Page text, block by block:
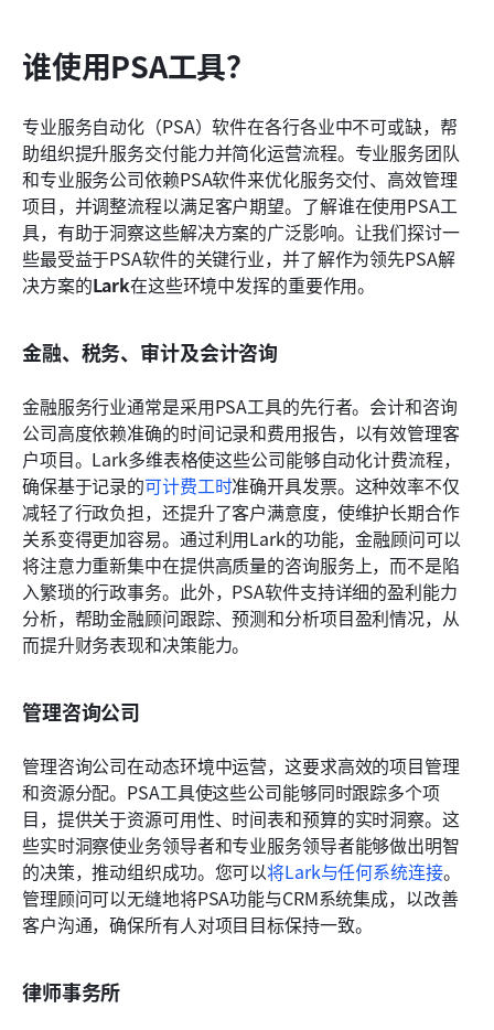
谁使用PSA工具？
专业服务自动化（PSA）软件在各行各业中不可或缺，帮
助组织提升服务交付能力并简化运营流程。专业服务团队
和专业服务公司依赖PSA软件来优化服务交付、高效管理
项目，并调整流程以满足客户期望。了解谁在使用PSA工
具，有助于洞察这些解决方案的广泛影响。让我们探讨一
些最受益于PSA软件的关键行业，并了解作为领先PSA解
决方案的Lark在这些环境中发挥的重要作用。
金融、税务、审计及会计咨询
金融服务行业通常是采用PSA工具的先行者。会计和咨询
公司高度依赖准确的时间记录和费用报告，以有效管理客
户项目。Lark多维表格使这些公司能够自动化计费流程，
确保基于记录的可计费工时准确开具发票。这种效率不仅
减轻了行政负担，还提升了客户满意度，使维护长期合作
关系变得更加容易。通过利用Lark的功能，金融顾问可以
将注意力重新集中在提供高质量的咨询服务上，而不是陷
入繁琐的行政事务。此外，PSA软件支持详细的盈利能力
分析，帮助金融顾问跟踪、预测和分析项目盈利情况，从
而提升财务表现和决策能力。
管理咨询公司
管理咨询公司在动态环境中运营，这要求高效的项目管理
和资源分配。PSA工具使这些公司能够同时跟踪多个项
目，提供关于资源可用性、时间表和预算的实时洞察。这
些实时洞察使业务领导者和专业服务领导者能够做出明智
的决策，推动组织成功。您可以将Lark与任何系统连接。
管理顾问可以无缝地将PSA功能与CRM系统集成，以改善
客户沟通，确保所有人对项目目标保持一致。
律师事务所